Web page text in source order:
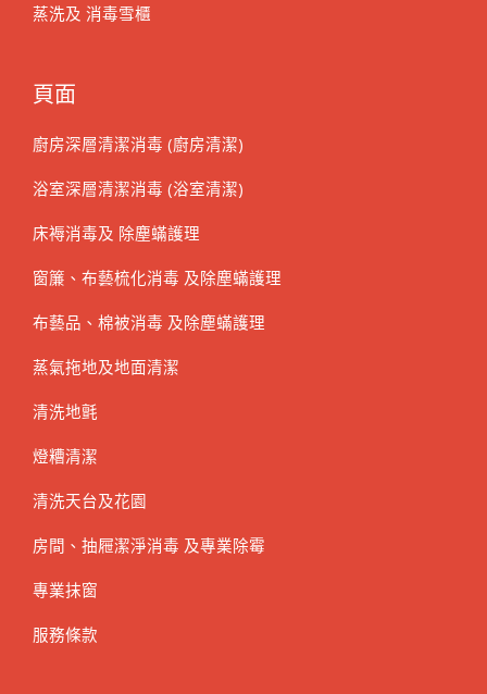
蒸洗及 消毒雪櫃
頁面
廚房深層清潔消毒 (廚房清潔)
浴室深層清潔消毒 (浴室清潔)
床褥消毒及 除塵蟎護理
窗簾、布藝梳化消毒 及除塵蟎護理
布藝品、棉被消毒 及除塵蟎護理
蒸氣拖地及地面清潔
清洗地氈
燈糟清潔
清洗天台及花園
房間、抽屜潔淨消毒 及專業除霉
專業抹窗
服務條款